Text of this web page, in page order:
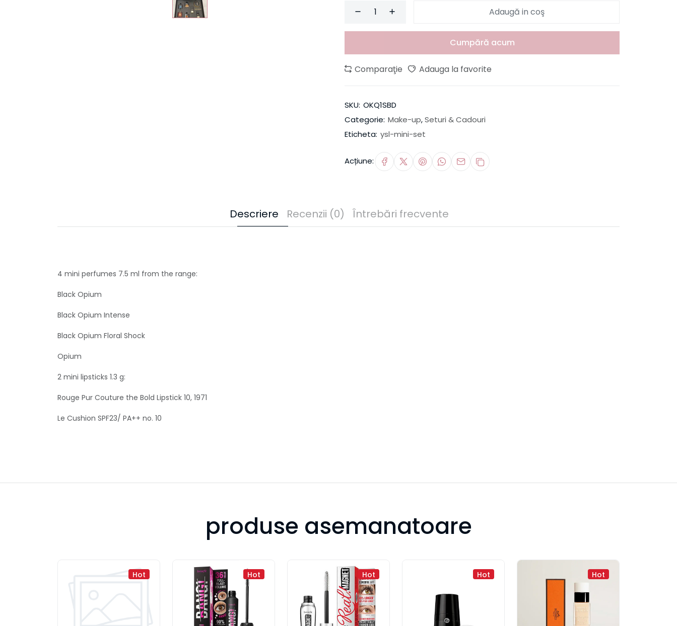
Adaugă in coş
Cumpără acum
Comparaţie Adauga la favorite
SKU: OKQ1SBD
Categorie: Make-up,Seturi & Cadouri
Eticheta: ysl-mini-set
Acțiune:
Descriere Recenzii (0) Întrebări frecvente
4 mini perfumes 7.5 ml from the range:
Black Opium
Black Opium Intense
Black Opium Floral Shock
Opium
2 mini lipsticks 1.3 g:
Rouge Pur Couture the Bold Lipstick 10, 1971
Le Cushion SPF23/ PA++ no. 10
produse asemanatoare
Hot Hot Hot Hot Hot